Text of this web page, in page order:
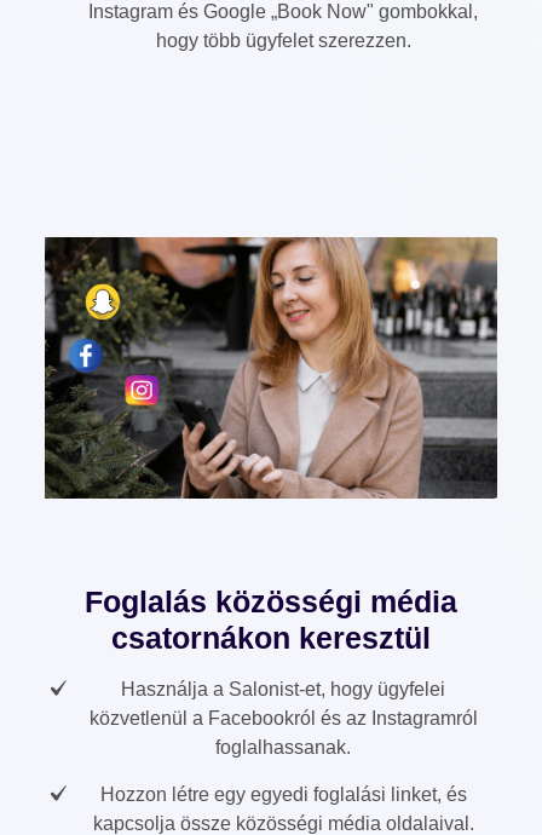
Instagram és Google „Book Now" gombokkal,
hogy több ügyfelet szerezzen.
Foglalás közösségi média
csatornákon keresztül
Használja a Salonist-et, hogy ügyfelei
közvetlenül a Facebookról és az Instagramról
foglalhassanak.
Hozzon létre egy egyedi foglalási linket, és
kapcsolja össze közösségi média oldalaival.